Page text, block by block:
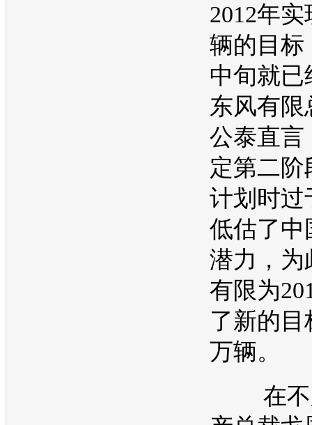
2012年实
辆的目标
中旬就已
东风有限
公泰直言
定第二阶
计划时过
低估了中
潜力，为
有限为
了新的目
万辆。
在不